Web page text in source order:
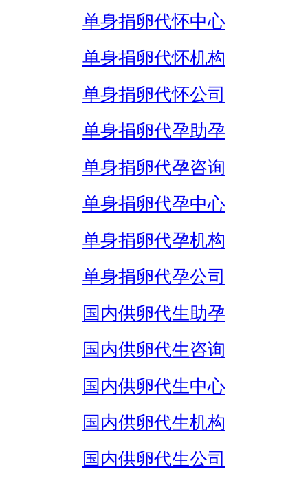
单身捐卵代怀中心
单身捐卵代怀机构
单身捐卵代怀公司
单身捐卵代孕助孕
单身捐卵代孕咨询
单身捐卵代孕中心
单身捐卵代孕机构
单身捐卵代孕公司
国内供卵代生助孕
国内供卵代生咨询
国内供卵代生中心
国内供卵代生机构
国内供卵代生公司